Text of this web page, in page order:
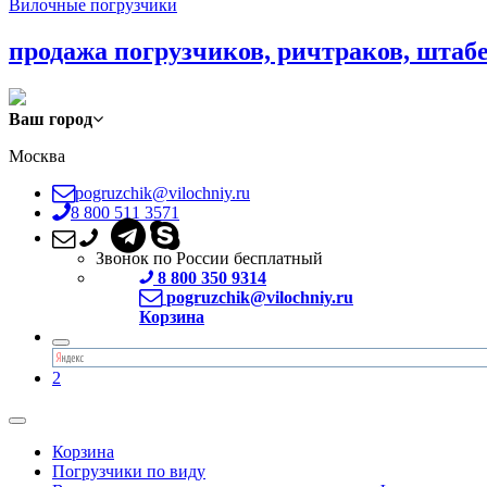
Вилочные погрузчики
продажа погрузчиков, ричтраков,
Ваш город
Москва
pogruzchik@vilochniy.ru
8 800 511 3571
Звонок по России бесплатный
8 800 350 9314
pogruzchik@vilochniy.ru
Корзина
2
Корзина
Погрузчики по виду